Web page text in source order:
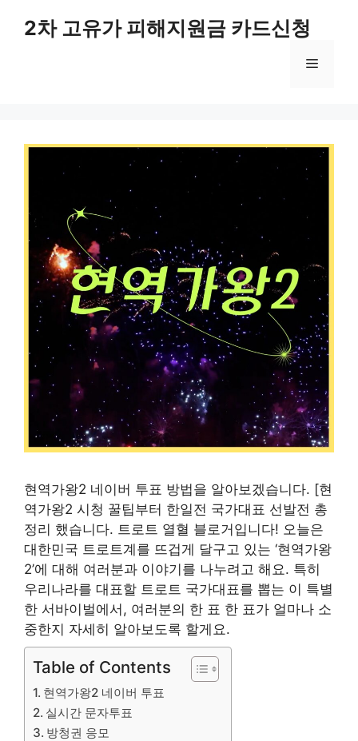
2차 고유가 피해지원금 카드신청
메
현역가왕2 네이버 투표 방법을 알아보겠습니다. [현
역가왕2 시청 꿀팁부터 한일전 국가대표 선발전 총
정리 했습니다. 트로트 열혈 블로거입니다! 오늘은
대한민국 트로트계를 뜨겁게 달구고 있는 ‘현역가왕
2’에 대해 여러분과 이야기를 나누려고 해요. 특히
우리나라를 대표할 트로트 국가대표를 뽑는 이 특별
한 서바이벌에서, 여러분의 한 표 한 표가 얼마나 소
중한지 자세히 알아보도록 할게요.
Table of Contents
현역가왕2 네이버 투표
실시간 문자투표
방청권 응모